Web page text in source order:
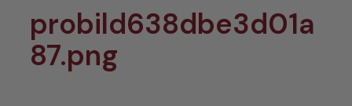
probild638dbe3d01a
87.png